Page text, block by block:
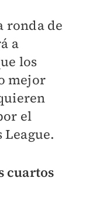
ronda de
a
los
mejor
el
cuartos